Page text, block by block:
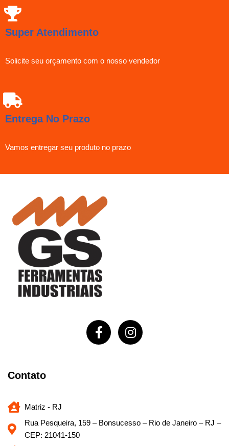
Super Atendimento
Solicite seu orçamento com o nosso vendedor
Entrega No Prazo
Vamos entregar seu produto no prazo
Contato
Matriz - RJ
Rua Pesqueira, 159 – Bonsucesso – Rio de Janeiro – RJ –
CEP: 21041-150